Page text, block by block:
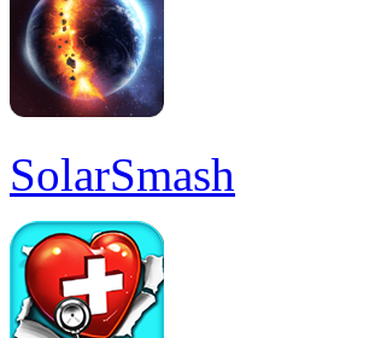
SolarSmash